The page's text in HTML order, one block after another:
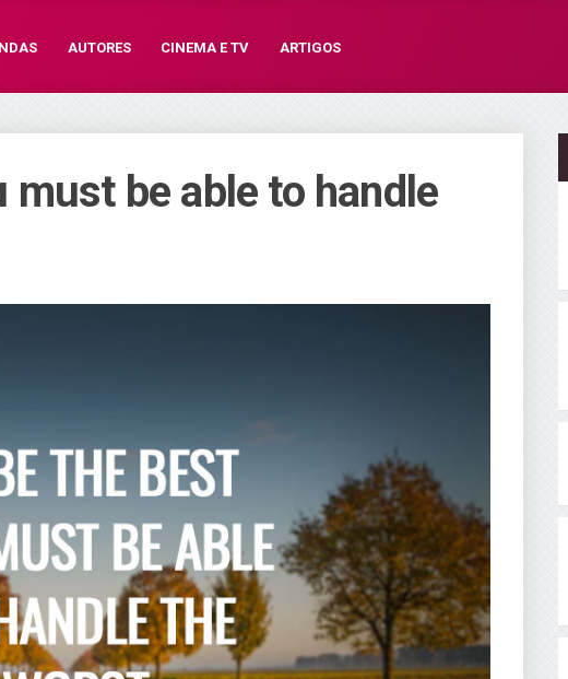
AUTORES CINEMA E TV ARTIGOS
must be able to handle